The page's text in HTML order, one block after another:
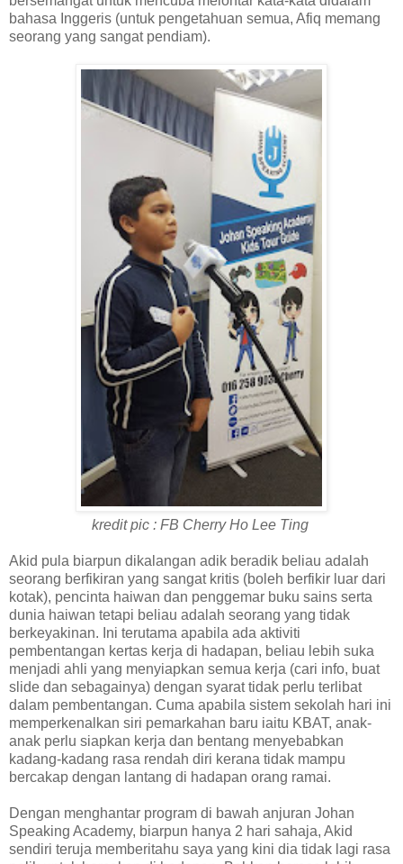
bahasa Inggeris (untuk pengetahuan semua, Afiq memang
seorang yang sangat pendiam).
kredit pic : FB Cherry Ho Lee Ting
Akid pula biarpun dikalangan adik beradik beliau adalah
seorang berfikiran yang sangat kritis (boleh berfikir luar dari
kotak), pencinta haiwan dan penggemar buku sains serta
dunia haiwan tetapi beliau adalah seorang yang tidak
berkeyakinan. Ini terutama apabila ada aktiviti
pembentangan kertas kerja di hadapan, beliau lebih suka
menjadi ahli yang menyiapkan semua kerja (cari info, buat
slide dan sebagainya) dengan syarat tidak perlu terlibat
dalam pembentangan. Cuma apabila sistem sekolah hari ini
memperkenalkan siri pemarkahan baru iaitu KBAT, anak-
anak perlu siapkan kerja dan bentang menyebabkan
kadang-kadang rasa rendah diri kerana tidak mampu
bercakap dengan lantang di hadapan orang ramai.
Dengan menghantar program di bawah anjuran Johan
Speaking Academy, biarpun hanya 2 hari sahaja, Akid
sendiri teruja memberitahu saya yang kini dia tidak lagi rasa